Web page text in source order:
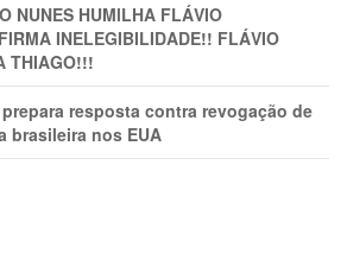
NUNES HUMlLHA FLÁVIO
INELEGIBILIDADE!! FLÁVIO
THIAGO!!!
resposta contra revogação de
brasileira nos EUA